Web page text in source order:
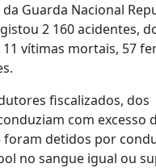
da Guarda Nacional
2 160 acidentes,
vítimas mortais, 57
fiscalizados, dos
com excesso
foram detidos por
no sangue igual ou